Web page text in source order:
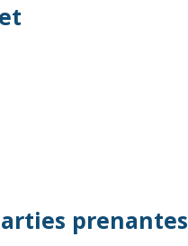
prenantes